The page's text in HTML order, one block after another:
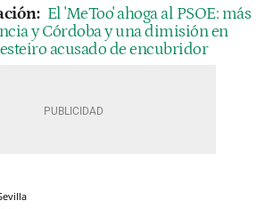
El 'MeToo' ahoga al PSOE: más
y Córdoba y una dimisión en
acusado de encubridor